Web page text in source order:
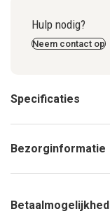
Hulp nodig?
Neem contact op
Specificaties
Bezorginformatie